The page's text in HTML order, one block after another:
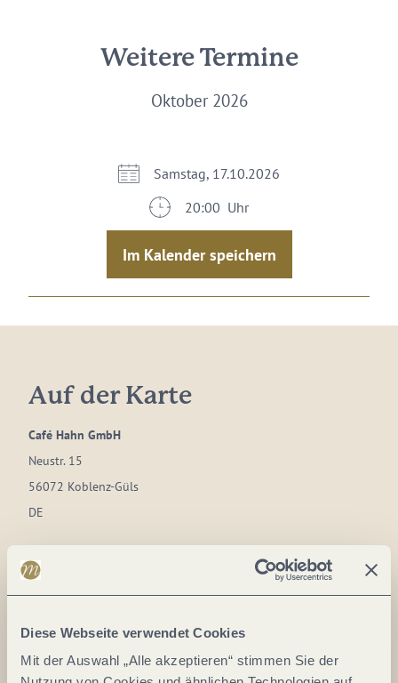
Diese Webseite verwendet Cookies
Mit der Auswahl „Alle akzeptieren“ stimmen Sie der
Weitere Termine
Oktober 2026
Samstag, 17.10.2026
20:00 Uhr
Im Kalender speichern
Auf der Karte
Café Hahn GmbH
Neustr. 15
56072 Koblenz-Güls
DE
Tel.:
E-Mail: